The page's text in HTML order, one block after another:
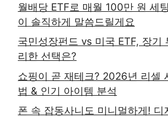
월배당 ETF로 매월 100만 원 세
이 솔직하게 말씀드릴게요
국민성장펀드 vs 미국 ETF, 장기
리한 선택은?
쇼핑이 곧 재테크? 2026년 리셀
법 & 인기 아이템 분석
폰 속 잡동사니도 미니멀하게! 디